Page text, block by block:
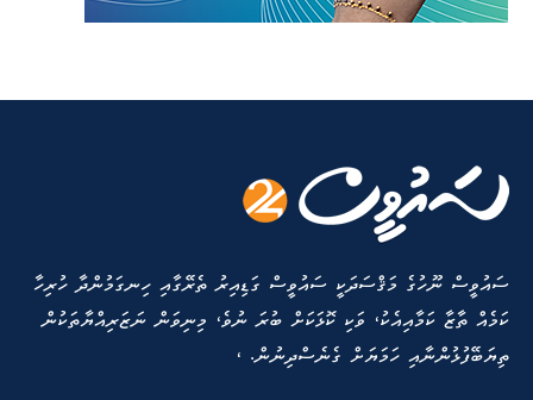
ސައުވީސް ނޫހުގެ މަޤްސަދަކީ ސައުވީސް ގަޑިއިރު ތެރޭގާއި ހިނގަމުންދާ ހުރިހާ
ކަމެއް ތާޒާ ކަމާއިއެކު، ވަކި ކޮޅަކަށް ބުރަ ނުވެ، މިނިވަން ނަޒަރިއްޔާތަކުން
ތިޔަބޭފުޅުންނާއި ހަމަޔަށް ގެނެސްދިނުން. ،